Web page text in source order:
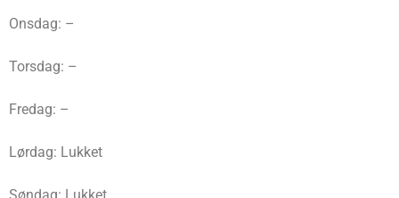
Onsdag: –
Torsdag: –
Fredag: –
Lørdag: Lukket